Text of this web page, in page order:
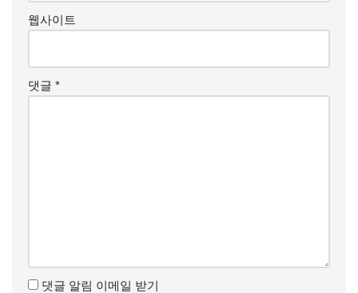
웹사이트
댓글 *
댓글 알림 이메일 받기